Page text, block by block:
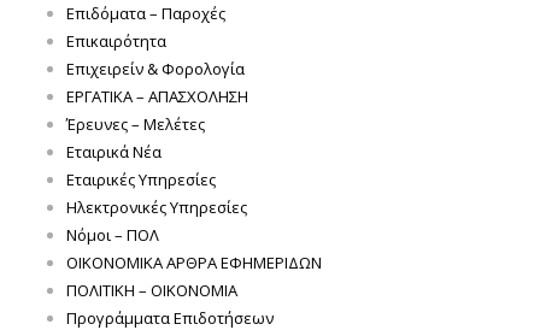
Επιδόματα – Παροχές
Επικαιρότητα
Επιχειρείν & Φορολογία
ΕΡΓΑΤΙΚΑ – ΑΠΑΣΧΟΛΗΣΗ
Έρευνες – Μελέτες
Εταιρικά Νέα
Εταιρικές Υπηρεσίες
Ηλεκτρονικές Υπηρεσίες
Νόμοι – ΠΟΛ
ΟΙΚΟΝΟΜΙΚΑ ΑΡΘΡΑ ΕΦΗΜΕΡΙΔΩΝ
ΠΟΛΙΤΙΚΗ – ΟΙΚΟΝΟΜΙΑ
Προγράμματα Επιδοτήσεων